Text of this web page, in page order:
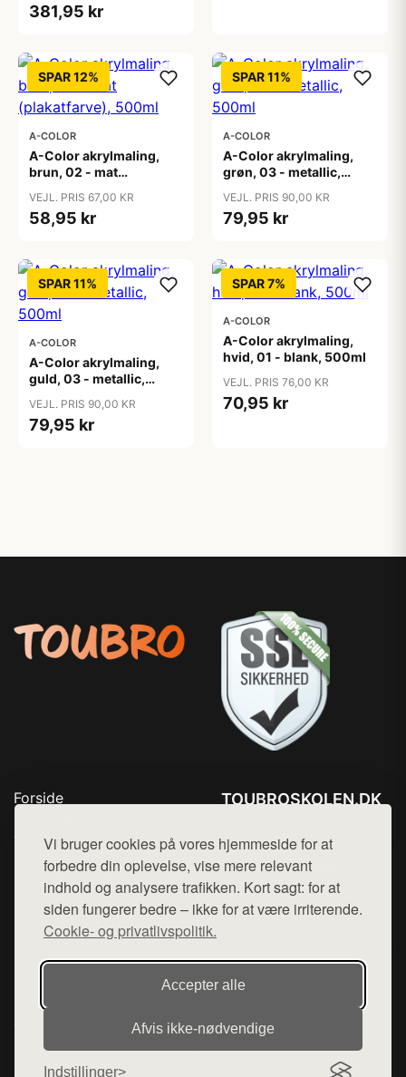
Vi bruger cookies på vores hjemmeside for at
forbedre din oplevelse, vise mere relevant
indhold og analysere trafikken. Kort sagt: for at
siden fungerer bedre – ikke for at være irriterende.
Cookie- og privatlivspolitik.
Accepter alle
Afvis ikke‑nødvendige
Indstillinger
381,95 kr
SPAR 12%
A-COLOR
A-Color akrylmaling,
brun, 02 - mat
VEJL. PRIS 67,00 KR
58,95 kr
SPAR 11%
A-COLOR
A-Color akrylmaling,
grøn, 03 - metallic,
VEJL. PRIS 90,00 KR
79,95 kr
SPAR 11%
A-COLOR
A-Color akrylmaling,
guld, 03 - metallic,
VEJL. PRIS 90,00 KR
79,95 kr
SPAR 7%
A-COLOR
A-Color akrylmaling,
hvid, 01 - blank, 500ml
VEJL. PRIS 76,00 KR
70,95 kr
Forside
Top Rabatter
Blog
Kontakt
TOUBROSKOLEN.DK
Mail: hej@want.dk
Cookie- og privatlivspolitik
Denne side er en del af want.dk, der udgiver en række
hjemmesider med præsentation af forskellige produkter fra
diverse webshops. Der sælges ikke varer fra denne side - vi
henviser til de shops, som sælger varen. Vi har heller ikke
varerne på lager.